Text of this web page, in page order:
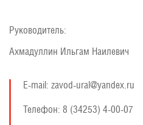
Руководитель:
Ахмадуллин Ильгам Наилевич
E-mail: zavod-ural@yandex.ru
Телефон: 8 (34253) 4-00-07